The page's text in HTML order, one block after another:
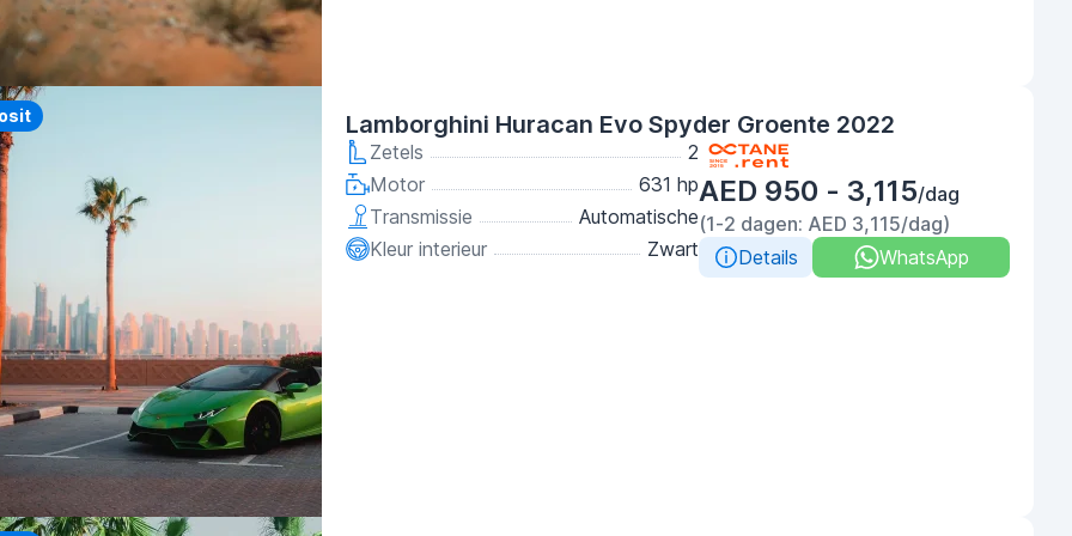
Lamborghini Huracan Evo Spyder Groente 2022
Zetels
2
Motor
631 hp
Transmissie
Automatische
Kleur interieur
Zwart
AED 950 - 3,115/dag
(1-2 dagen: AED 3,115/dag)
Details
WhatsApp